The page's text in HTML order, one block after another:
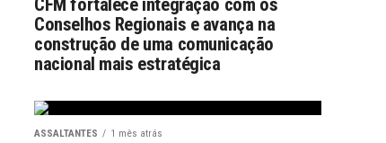
CFM fortalece integração com os
Conselhos Regionais e avança na
construção de uma comunicação
nacional mais estratégica
ASSALTANTES 1 mês atrás